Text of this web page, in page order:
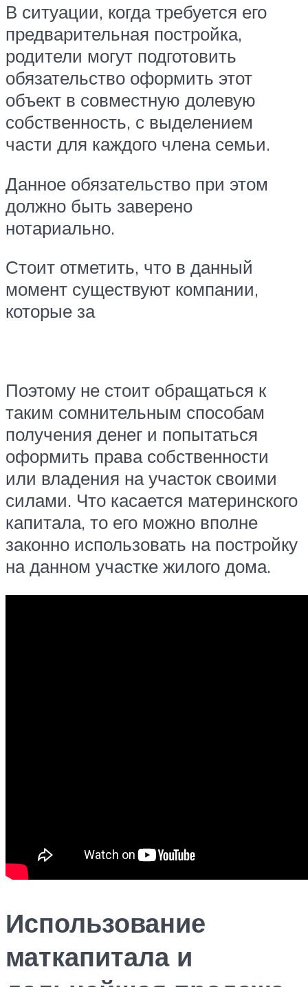
В ситуации, когда требуется его
предварительная постройка,
родители могут подготовить
обязательство оформить этот
объект в совместную долевую
собственность, с выделением
части для каждого члена семьи.
Данное обязательство при этом
должно быть заверено
нотариально.
Стоит отметить, что в данный
момент существуют компании,
которые за
Поэтому не стоит обращаться к
таким сомнительным способам
получения денег и попытаться
оформить права собственности
или владения на участок своими
силами. Что касается материнского
капитала, то его можно вполне
законно использовать на постройку
на данном участке жилого дома.
Использование
маткапитала и